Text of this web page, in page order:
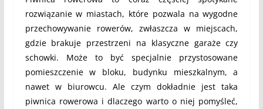
rozwiązanie w miastach, które pozwala na wygodne
przechowywanie rowerów, zwłaszcza w miejscach,
gdzie brakuje przestrzeni na klasyczne garaże czy
schowki. Może to być specjalnie przystosowane
pomieszczenie w bloku, budynku mieszkalnym, a
nawet w biurowcu. Ale czym dokładnie jest taka
piwnica rowerowa i dlaczego warto o niej pomyśleć,